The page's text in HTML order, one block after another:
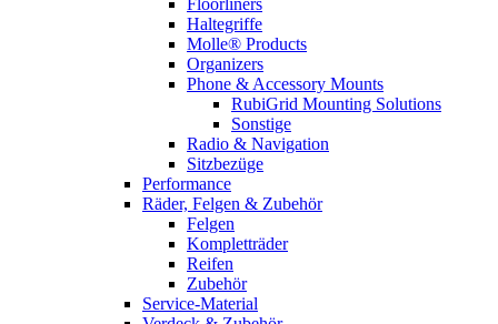
Haltegriffe
Molle® Products
Organizers
Phone & Accessory Mounts
RubiGrid Mounting Solutions
Sonstige
Radio & Navigation
Sitzbezüge
Performance
Räder, Felgen & Zubehör
Felgen
Kompletträder
Reifen
Zubehör
Service-Material